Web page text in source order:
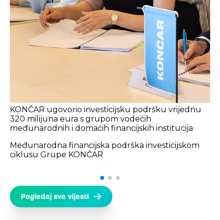
KONČAR ugovorio investicijsku podršku vrijednu
320 milijuna eura s grupom vodećih
međunarodnih i domaćih financijskih institucija
Međunarodna financijska podrška investicijskom
ciklusu Grupe KONČAR
Pogledaj sve vijesti